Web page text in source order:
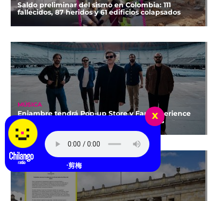
Saldo preliminar del sismo en Colombia: 111
fallecidos, 87 heridos y 61 edificios colapsados
MÚSICA
Enjambre tendrá Pop-up Store y Fan Experience
por sus shows en el Estadio GNP Seguros
x
王心雅 - 一剪梅